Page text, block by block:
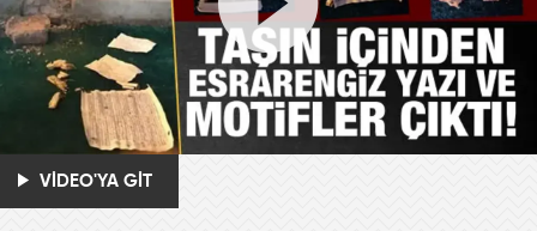
VİDEO'YA GİT